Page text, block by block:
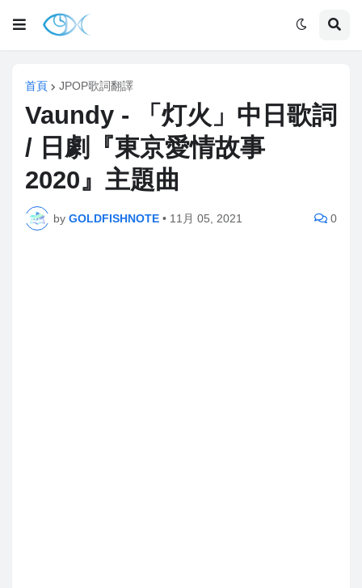
首頁 JPOP歌詞翻譯
Vaundy - 「灯火」中日歌詞
/ 日劇『東京愛情故事
2020』主題曲
by GOLDFISHNOTE • 11月 05, 2021 0